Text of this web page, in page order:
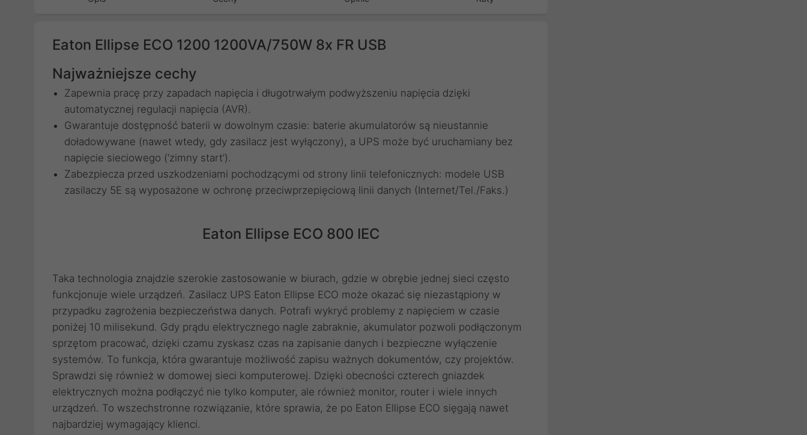
Eaton Ellipse ECO 1200 1200VA/750W 8x FR USB
Najważniejsze cechy
Zapewnia pracę przy zapadach napięcia i długotrwałym podwyższeniu napięcia dzięki
automatycznej regulacji napięcia (AVR).
Gwarantuje dostępność baterii w dowolnym czasie: baterie akumulatorów są nieustannie
doładowywane (nawet wtedy, gdy zasilacz jest wyłączony), a UPS może być uruchamiany bez
napięcie sieciowego (‘zimny start’).
Zabezpiecza przed uszkodzeniami pochodzącymi od strony linii telefonicznych: modele USB
zasilaczy 5E są wyposażone w ochronę przeciwprzepięciową linii danych (Internet/Tel./Faks.)
Eaton Ellipse ECO 800 IEC
Taka technologia znajdzie szerokie zastosowanie w biurach, gdzie w obrębie jednej sieci często
funkcjonuje wiele urządzeń. Zasilacz UPS Eaton Ellipse ECO może okazać się niezastąpiony w
przypadku zagrożenia bezpieczeństwa danych. Potrafi wykryć problemy z napięciem w czasie
poniżej 10 milisekund. Gdy prądu elektrycznego nagle zabraknie, akumulator pozwoli podłączonym
sprzętom pracować, dzięki czamu zyskasz czas na zapisanie danych i bezpieczne wyłączenie
systemów. To funkcja, która gwarantuje możliwość zapisu ważnych dokumentów, czy projektów.
Sprawdzi się również w domowej sieci komputerowej. Dzięki obecności czterech gniazdek
elektrycznych można podłączyć nie tylko komputer, ale również monitor, router i wiele innych
urządzeń. To wszechstronne rozwiązanie, które sprawia, że po Eaton Ellipse ECO sięgają nawet
najbardziej wymagający klienci.